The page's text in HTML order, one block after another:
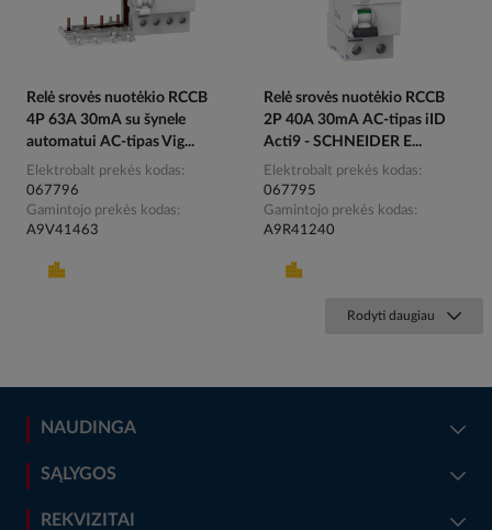
Relė srovės nuotėkio RCCB
4P 63A 30mA su šynele
automatui AC-tipas Vig...
Elektrobalt prekės kodas
067796
Gamintojo prekės kodas
A9V41463
Relė srovės nuotėkio RCCB
2P 40A 30mA AC-tipas iID
Acti9 - SCHNEIDER E...
Elektrobalt prekės kodas
067795
Gamintojo prekės kodas
A9R41240
Rodyti daugiau
NAUDINGA
SĄLYGOS
REKVIZITAI